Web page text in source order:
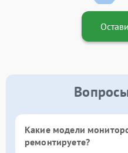
Какие модели
ремонтируете?